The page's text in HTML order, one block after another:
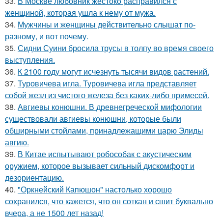
женщиной, которая ушла к нему от мужа.
34. Мужчины и женщины действительно слышат по-
разному, и вот почему.
35. Сидни Суини бросила трусы в толпу во время своего
выступления.
36. К 2100 году могут исчезнуть тысячи видов растений.
37. Туровичева игла. Туровичева игла представляет
собой жезл из чистого железа без каких-либо примесей.
38. Авгиевы конюшни. В древнегреческой мифологии
существовали авгиевы конюшни, которые были
обширными стойлами, принадлежащими царю Элиды
авгию.
39. В Китае испытывают робособак с акустическим
оружием, которое вызывает сильный дискомфорт и
дезориентацию.
40. "Оркнейский Капюшон" настолько хорошо
сохранился, что кажется, что он соткан и сшит буквально
вчера, а не 1500 лет назад!